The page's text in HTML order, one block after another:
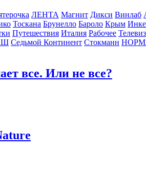
ЛЕНТА Магнит Дикси Винлаб
Тоскана Брунелло Бароло Крым
Путешествия Италия Рабочее
Седьмой Континент Стокманн
все. Или не все?